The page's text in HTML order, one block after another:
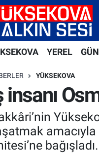
YEREL
YÜKSEKOVA
insanı
bağışladı.
Nöbetçi Eczaneler
Trafik Yoğunluk Haritası
Durumu ve Fikstür